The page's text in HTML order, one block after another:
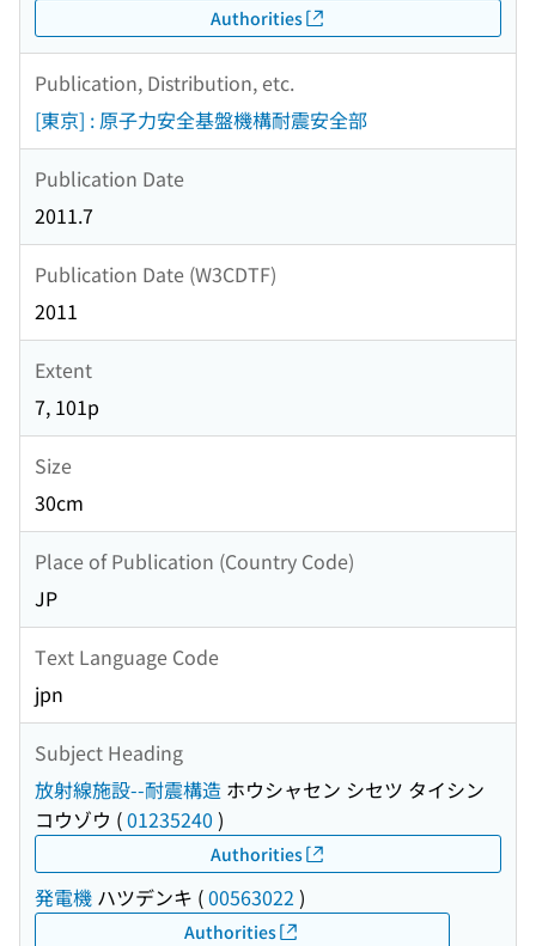
Authorities
Publication, Distribution, etc.
[東京] : 原子力安全基盤機構耐震安全部
Publication Date
2011.7
Publication Date (W3CDTF)
2011
Extent
7, 101p
Size
30cm
Place of Publication (Country Code)
JP
Text Language Code
jpn
Subject Heading
放射線施設--耐震構造 ホウシャセン シセツ タイシン
コウゾウ (01235240 )
Authorities
発電機 ハツデンキ (00563022 )
Authorities